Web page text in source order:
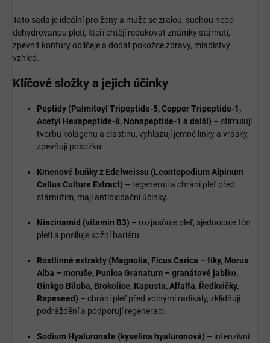
Tato sada je ideální pro ženy a muže se zralou, suchou nebo
dehydrovanou pletí, kteří chtějí redukovat známky stárnutí,
zpevnit kontury obličeje a dodat pokožce zdravý, mladistvý
vzhled.
Klíčové složky a jejich účinky
Peptidy (Palmitoyl Tripeptide-5, Copper Tripeptide-1,
Acetyl Hexapeptide-8, Nonapeptide-1 a další) – stimulují
tvorbu kolagenu a elastinu, vyhlazují jemné linky a vrásky,
zpevňují pokožku.
Kmenové buňky z Edelweissu (Leontopodium Alpinum
Callus Culture Extract) – regenerují a chrání pleť před
stárnutím, mají antioxidační účinky.
Niacinamid (vitamín B3) – rozjasňuje pleť, sjednocuje tón
pleti a posiluje kožní bariéru.
Rostlinné extrakty (Magnolia, Ficus Carica – fíky, Morus
Alba – moruše, Punica Granatum – granátové jablko,
Ginkgo Biloba, Brokolice, Kapusta, Alfalfa, Ředkvičky,
Rapeseed) – chrání pleť před volnými radikály, zklidňují
podráždění a podporují regeneraci.
Sodium Hyaluronate (kyselina hyaluronová) – intenzivní